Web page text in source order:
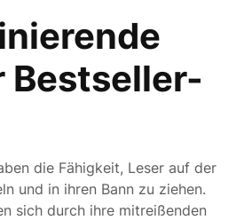
Bestseller-
die Fähigkeit, Leser auf der
und in ihren Bann zu ziehen.
sich durch ihre mitreißenden